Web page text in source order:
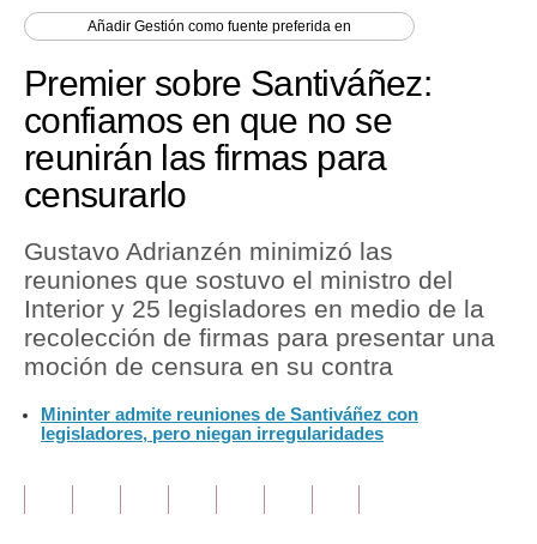
Economía
Mercados
Perú
Política
Tu Dinero
Finanzas Personales
Plus G
Opinión
AñadirGestión como fuente preferida en
Premier sobre Santiváñez:
confiamos en que no se
reunirán las firmas para
censurarlo
Gustavo Adrianzén minimizó las
reuniones que sostuvo el ministro del
Interior y 25 legisladores en medio de la
recolección de firmas para presentar una
moción de censura en su contra
Mininter admite reuniones de Santiváñez con
legisladores, pero niegan irregularidades